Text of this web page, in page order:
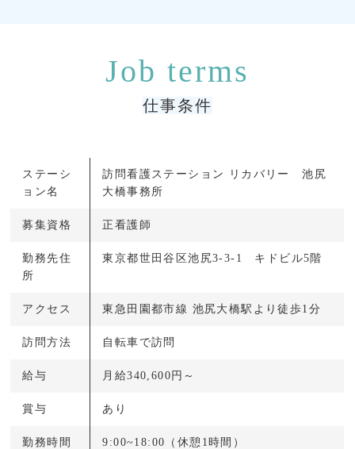
仕事条件
ステーシ
ョン名
訪問看護ステーション リカバリー 池尻
大橋事務所
募集資格 正看護師
勤務先住
所
東京都世田谷区池尻3-3-1 キドビル5階
アクセス 東急田園都市線 池尻大橋駅より徒歩1分
訪問方法 自転車で訪問
給与 月給340,600円～
賞与 あり
勤務時間 9:00~18:00（休憩1時間）